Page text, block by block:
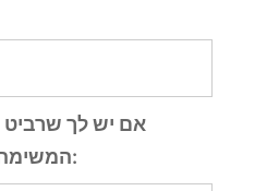
אם יש לך
המשימה האידיאלית שלך: